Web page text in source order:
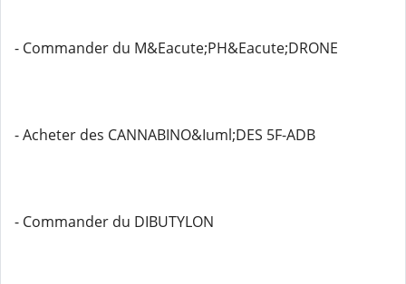
- Commander du M&Eacute;PH&Eacute;DRONE
- Acheter des CANNABINO&Iuml;DES 5F-ADB
- Commander du DIBUTYLON